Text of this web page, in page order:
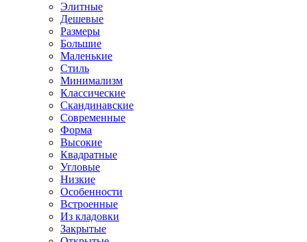
Элитные
Дешевые
Размеры
Большие
Маленькие
Стиль
Минимализм
Классические
Скандинавские
Современные
Форма
Высокие
Квадратные
Угловые
Низкие
Особенности
Встроенные
Из кладовки
Закрытые